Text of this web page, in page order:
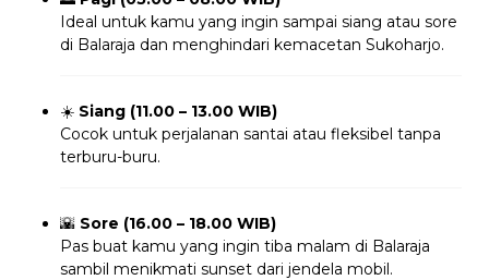
Ideal untuk kamu yang ingin sampai siang atau sore
di Balaraja dan menghindari kemacetan Sukoharjo.
☀️ Siang (11.00 – 13.00 WIB)
Cocok untuk perjalanan santai atau fleksibel tanpa
terburu-buru.
🌇 Sore (16.00 – 18.00 WIB)
Pas buat kamu yang ingin tiba malam di Balaraja
sambil menikmati sunset dari jendela mobil.